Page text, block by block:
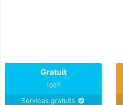
Gratuit
100%
Services gratuits